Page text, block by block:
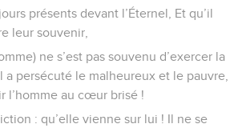
présents devant l’Éternel, Et qu’il
leur souvenir,
ne s’est pas souvenu d’exercer la
a persécuté le malheureux et le pauvre,
l’homme au cœur brisé !
: qu’elle vienne sur lui ! Il ne se